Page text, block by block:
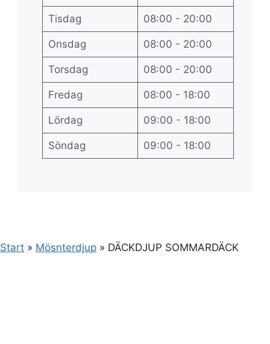
Tisdag 08:00 - 20:00
Onsdag 08:00 - 20:00
Torsdag 08:00 - 20:00
Fredag 08:00 - 18:00
Lördag 09:00 - 18:00
Söndag 09:00 - 18:00
Start » Mösnterdjup » DÄCKDJUP SOMMARDÄCK